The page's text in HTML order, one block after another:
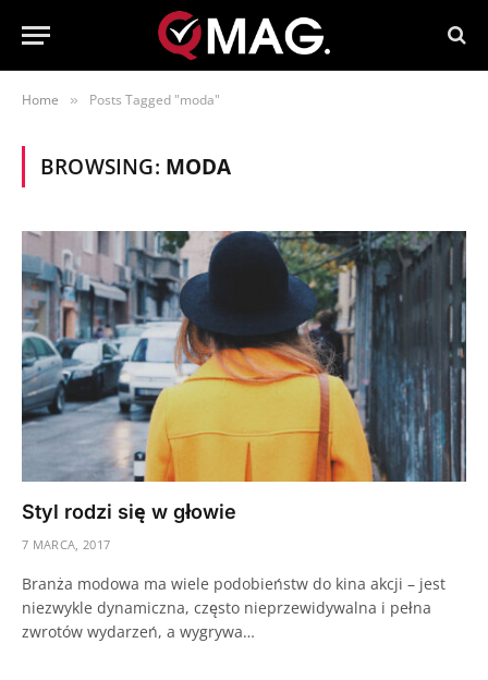
Home » Posts Tagged "moda"
BROWSING: MODA
Styl rodzi się w głowie
7 MARCA, 2017
Branża modowa ma wiele podobieństw do kina akcji – jest
niezwykle dynamiczna, często nieprzewidywalna i pełna
zwrotów wydarzeń, a wygrywa…